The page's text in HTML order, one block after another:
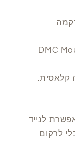
לנייד
לרקום